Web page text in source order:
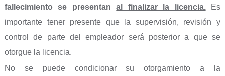
fallecimiento se presentanal finalizar la licencia.Es
importante tener presente que la supervisión, revisión y
control de parte del empleador será posterior a que se
otorgue la licencia.
No se puede condicionar su otorgamiento a la